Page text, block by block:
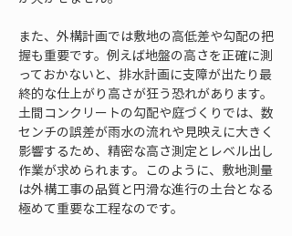
また、外構計画では敷地の高低差や勾配の把
握も重要です。例えば地盤の高さを正確に測
っておかないと、排水計画に支障が出たり最
終的な仕上がり高さが狂う恐れがあります。
土間コンクリートの勾配や庭づくりでは、数
センチの誤差が雨水の流れや見映えに大きく
影響するため、精密な高さ測定とレベル出し
作業が求められます。このように、敷地測量
は外構工事の品質と円滑な進行の土台となる
極めて重要な工程なのです。